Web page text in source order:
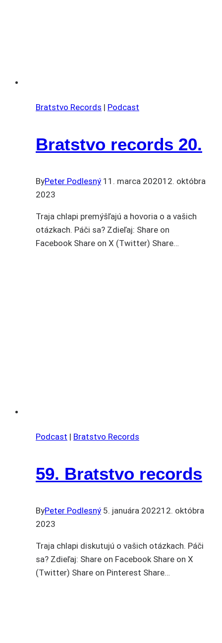
Bratstvo Records | Podcast
Bratstvo records 20.
ByPeter Podlesný 11. marca 202012. októbra
2023
Traja chlapi premýšľajú a hovoria o a vašich
otázkach. Páči sa? Zdieľaj: Share on
Facebook Share on X (Twitter) Share…
Podcast | Bratstvo Records
59. Bratstvo records
ByPeter Podlesný 5. januára 202212. októbra
2023
Traja chlapi diskutujú o vašich otázkach. Páči
sa? Zdieľaj: Share on Facebook Share on X
(Twitter) Share on Pinterest Share…